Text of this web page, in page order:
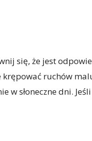
się, że jest
ruchów
w słoneczne dni.